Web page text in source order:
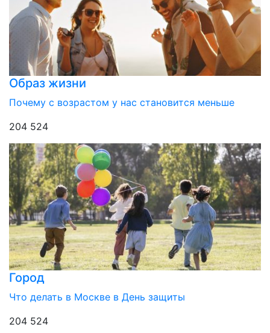
Образ жизни
Почему с возрастом у нас становится меньше
204 524
Город
Что делать в Москве в День защиты
204 524